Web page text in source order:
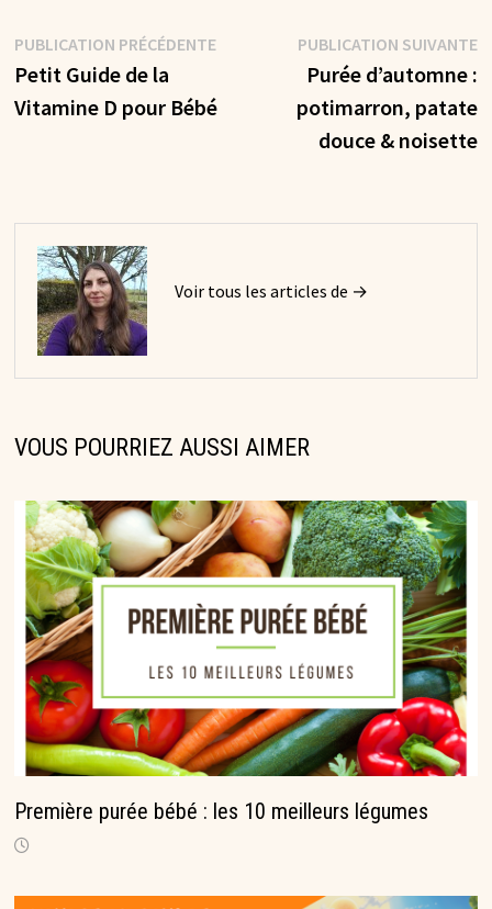
Navigation
de
PUBLICATION PRÉCÉDENTEPublication
précédente :
Petit Guide de la
Vitamine D pour Bébé
PUBLICATION SUIVANTE
Purée d’automne :
potimarron, patate
douce & noisette
Voir tous les articles de →
VOUS POURRIEZ AUSSI AIMER
Première purée bébé : les 10 meilleurs légumes